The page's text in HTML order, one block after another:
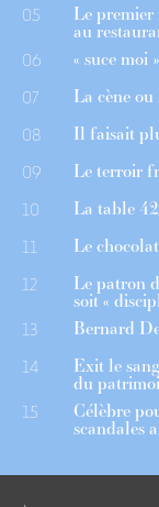
05 Le
au
06 « suce moi
07 La cène
08 Il faisait
09 Le terroir
10 La table
11 Le
12 Le patron
soit «
13 Bernard
14 Exit le
du
15 Célèbre
scandales